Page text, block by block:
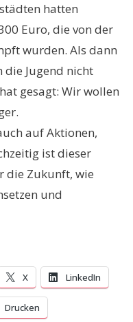
hatten
Euro, die von der
wurden. Als dann
die Jugend nicht
gesagt: Wir wollen
auf Aktionen,
ist dieser
die Zukunft, wie
und
X LinkedIn
Drucken